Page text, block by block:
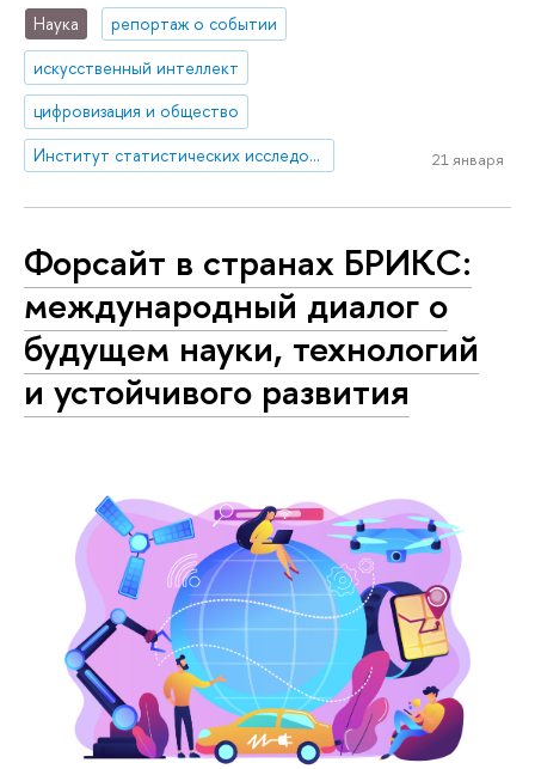
Наука
репортаж о событии
искусственный интеллект
цифровизация и общество
Институт статистических исследований и экономики знаний
21 января
Форсайт в странах БРИКС:
международный диалог о
будущем науки, технологий
и устойчивого развития